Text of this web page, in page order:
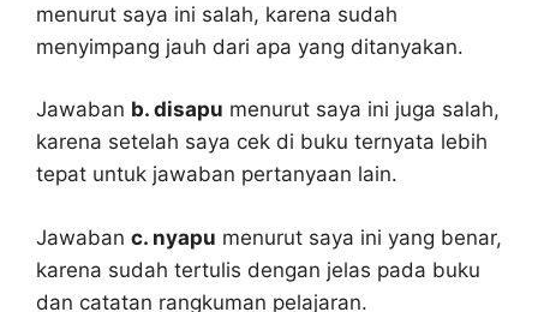
menurut saya ini salah, karena sudah
menyimpang jauh dari apa yang ditanyakan.
Jawaban b. disapu menurut saya ini juga salah,
karena setelah saya cek di buku ternyata lebih
tepat untuk jawaban pertanyaan lain.
Jawaban c. nyapu menurut saya ini yang benar,
karena sudah tertulis dengan jelas pada buku
dan catatan rangkuman pelajaran.